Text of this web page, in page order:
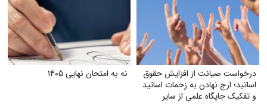
درخواست صیانت از افزایش حقوق
اساتید؛ ارج نهادن به زحمات اساتید
و تفکیک جایگاه علمی از سایر
نه به امتحان نهایی ۱۴۰۵